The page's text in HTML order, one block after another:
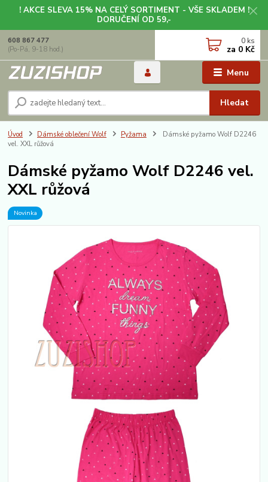
! AKCE SLEVA 15% NA CELÝ SORTIMENT - VŠE SKLADEM !
DORUČENÍ OD 59,-
Menu
Hledat
608 867 477
(Po-Pá, 9-18 hod.)
0 ks
za 0 Kč
Úvod Dámské oblečení Wolf Pyžama
Dámské pyžamo Wolf D2246
vel. XXL růžová
Dámské pyžamo Wolf D2246 vel.
XXL růžová
Novinka